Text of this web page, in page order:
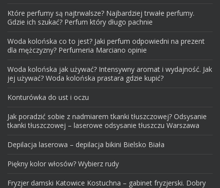
Które perfumy są najtrwalsze? Najbardziej trwałe perfumy.
Gdzie ich szukać? Perfum który długo pachnie
Woda kolońska co to jest? Jaki perfum odpowiedni na prezent
dla mężczyzny? Perfumeria Marciano opinie
Woda kolońska jak używać? Intensywny aromat i wydajność. Jak
jej używać? Woda kolońska prastara gdzie kupić?
Konturówka do ust i oczu
Jak poradzić sobie z nadmiarem tkanki tłuszczowej? Odsysanie
tkanki tłuszczowej – laserowe odsysanie tłuszczu Warszawa
Depilacja laserowa – depilacja bikini Bielsko Biała
Piękny kolor włosów? Wybierz rudy
Fryzjer damski Katowice Kostuchna – gabinet fryzjerski. Dobry